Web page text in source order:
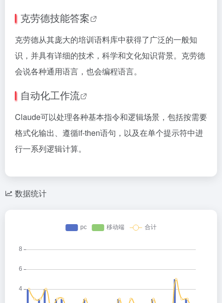
克劳德技能答案
克劳德从其庞大的培训语料库中获得了广泛的一般知
识，并具有详细的技术，科学和文化知识背景。克劳德
会说各种通用语言，也会编程语言。
自动化工作流
Claude可以处理各种基本指令和逻辑场景，包括按需要
格式化输出、遵循if-then语句，以及在单个提示符中进
行一系列逻辑计算。
数据统计